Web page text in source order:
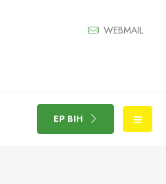
WEBMAIL
EP BIH